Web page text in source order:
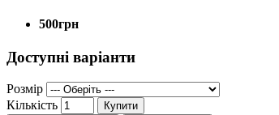
500грн
Доступні варіанти
Розмір
Кількість
Купити